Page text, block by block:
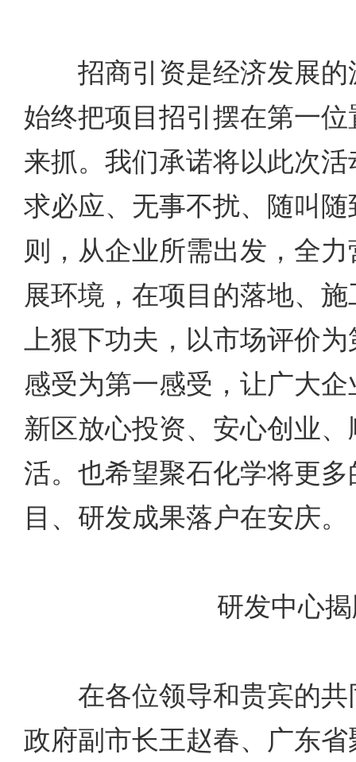
招商引资是经济发展的
始终把项目招引摆在第一
来抓。我们承诺将以此次
求必应、无事不扰、随叫
则，从企业所需出发，全
展环境，在项目的落地、
上狠下功夫，以市场评价
感受为第一感受，让广大
新区放心投资、安心创业
活。也希望聚石化学将更
目、研发成果落户在安庆。
研发中心揭
在各位领导和贵宾的共
政府副市长王赵春、广东